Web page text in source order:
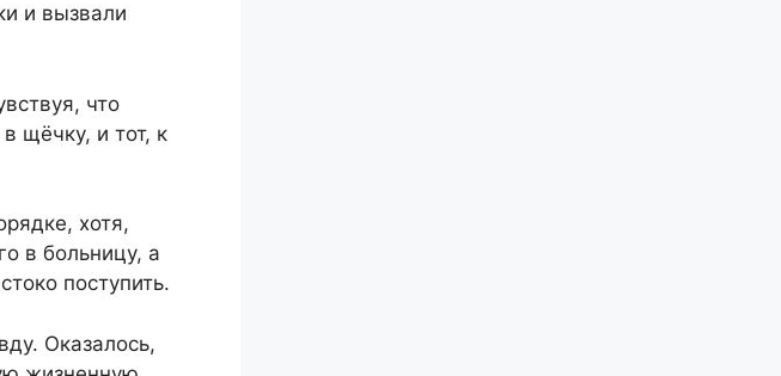
и вызвали
что
щёчку, и тот, к
хотя,
в больницу, а
поступить.
Оказалось,